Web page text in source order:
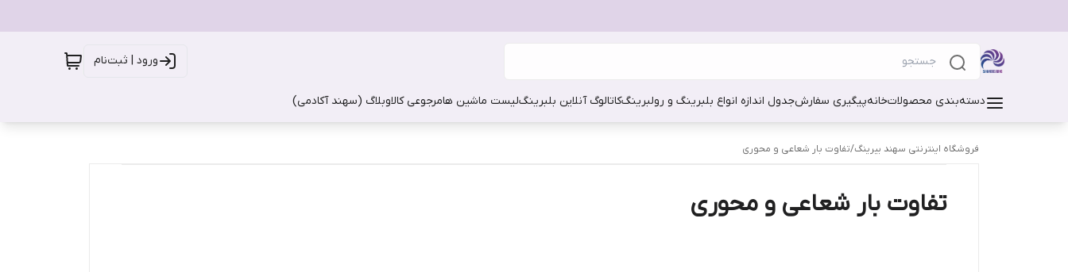
ورود | ثبت‌نام
دسته‌بندی محصولاتخانهپیگیری سفارشجدول اندازه انواع بلبرینگ و رولبرینگکاتالوگ آنلاین بلبرینگلیست ماشین هامرجوعی کالاوبلاگ (سهند آکادمی)
فروشگاه اینترنتی سهند بیرینگ/تفاوت بار شعاعی و محوری
تفاوت بار شعاعی و محوری